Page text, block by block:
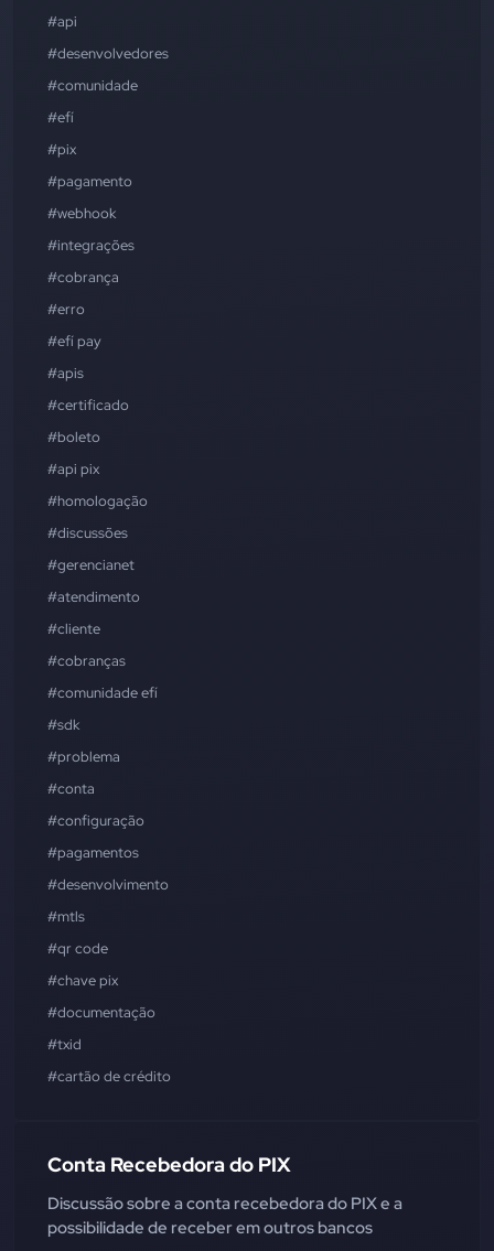
#api
#desenvolvedores
#comunidade
#efí
#pix
#pagamento
#webhook
#integrações
#cobrança
#erro
#efí pay
#apis
#certificado
#boleto
#api pix
#homologação
#discussões
#gerencianet
#atendimento
#cliente
#cobranças
#comunidade efí
#sdk
#problema
#conta
#configuração
#pagamentos
#desenvolvimento
#mtls
#qr code
#chave pix
#documentação
#txid
#cartão de crédito
Conta Recebedora do PIX
Discussão sobre a conta recebedora do PIX e a
possibilidade de receber em outros bancos